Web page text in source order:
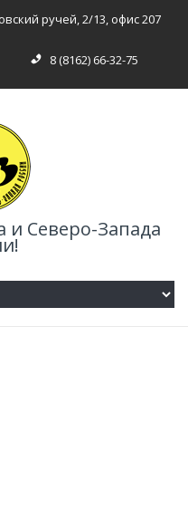
ручей, 2/13, офис 207
8 (8162) 66-32-75
и Северо-Запада